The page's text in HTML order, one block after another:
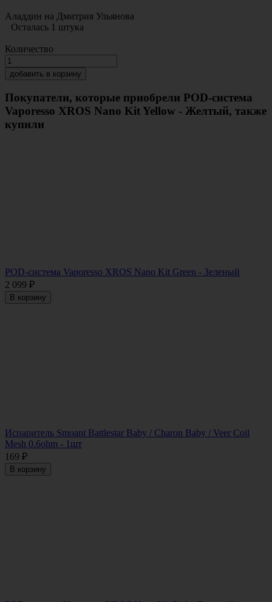
Аладдин на Дмитрия Ульянова
Осталась 1 штука
Количество
добавить в корзину
Покупатели, которые приобрели POD-система
Vaporesso XROS Nano Kit Yellow - Желтый, также
купили
POD-система Vaporesso XROS Nano Kit Green - Зеленый
2 099 ₽
В корзину
Испаритель Smoant Battlestar Baby / Charon Baby / Veer Coil
Mesh 0.6ohm - 1шт
169 ₽
В корзину